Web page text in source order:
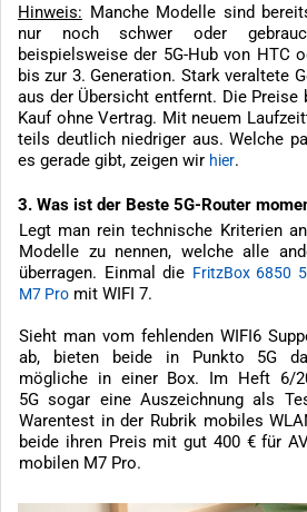
Hinweis: Manche Modelle sind
nur noch schwer oder
beispielsweise der 5G-Hub von HTC
bis zur 3. Generation. Stark veraltete
aus der Übersicht entfernt. Die Preise
Kauf ohne Vertrag. Mit neuem
teils deutlich niedriger aus. Welche
es gerade gibt, zeigen wir hier.
3. Was ist der Beste 5G-Router
Legt man rein technische Kriterien
Modelle zu nennen, welche alle
überragen. Einmal die FritzBox 6850
M7 Pro mit WIFI 7.
Sieht man vom fehlenden WIFI6
ab, bieten beide in Punkto 5G
mögliche in einer Box. Im Heft 6/
5G sogar eine Auszeichnung als
Warentest in der Rubrik mobiles
beide ihren Preis mit gut 400 € für
mobilen M7 Pro.